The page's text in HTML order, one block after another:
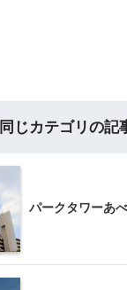
同じカテゴリの記
パークタワーあ